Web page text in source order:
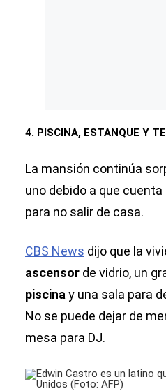
4. PISCINA, ESTANQUE Y
La mansión continúa
uno debido a que
para no salir de casa.
CBS News dijo que la
ascensor de vidrio, un
piscinay una sala para
No se puede dejar de
mesa para DJ.